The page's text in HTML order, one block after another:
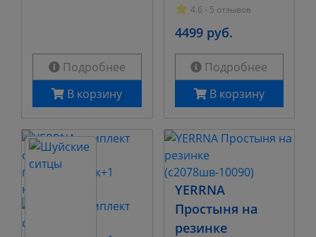
Подробнее
В корзину
4.6 - 5 отзывов
4499 руб.
Подробнее
В корзину
YERRNA
Простыня на
резинке